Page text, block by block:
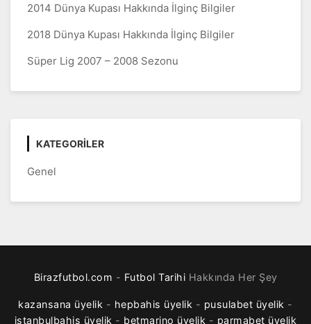
2014 Dünya Kupası Hakkında İlginç Bilgiler
2018 Dünya Kupası Hakkında İlginç Bilgiler
Süper Lig 2007 – 2008 Sezonu
KATEGORILER
Genel
Birazfutbol.com - Futbol Tarihi Hakkında Her Şey
kazansana üyelik - hepbahis üyelik - pusulabet üyelik -
istanbulbahis üyelik - betmarino üyelik - parmabet üyelik